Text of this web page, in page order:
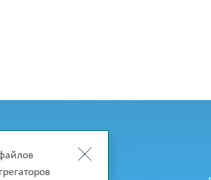
на сайте?